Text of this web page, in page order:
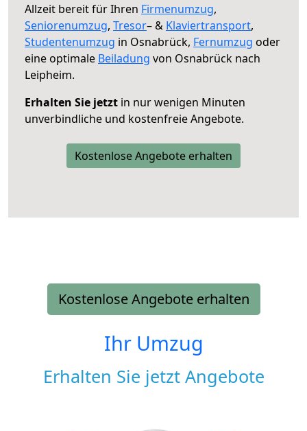
Allzeit bereit für Ihren Firmenumzug,
Seniorenumzug, Tresor– & Klaviertransport,
Studentenumzug in Osnabrück, Fernumzug oder
eine optimale Beiladung von Osnabrück nach
Leipheim.
Erhalten Sie jetzt in nur wenigen Minuten
unverbindliche und kostenfreie Angebote.
Kostenlose Angebote erhalten
Kostenlose Angebote erhalten
Ihr Umzug
Erhalten Sie jetzt Angebote